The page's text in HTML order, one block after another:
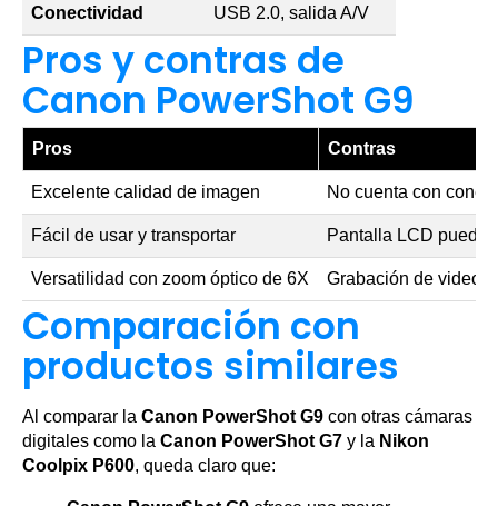
Conectividad USB 2.0, salida A/V
Pros y contras de
Canon PowerShot G9
Pros Contras
Excelente calidad de imagen No cuenta con
Fácil de usar y transportar Pantalla LCD puede
Versatilidad con zoom óptico de 6X Grabación de video
Comparación con
productos similares
Al comparar la Canon PowerShot G9 con otras cámaras
digitales como la Canon PowerShot G7 y la Nikon
Coolpix P600, queda claro que: